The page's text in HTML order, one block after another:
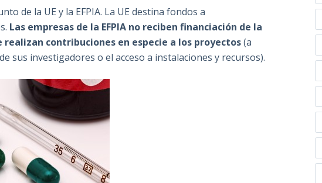
de la UE y la EFPIA. La UE destina fondos a
Las empresas de la EFPIA no reciben financiación de la
realizan contribuciones en especie a los proyectos(a
sus investigadores o el acceso a instalaciones y recursos).